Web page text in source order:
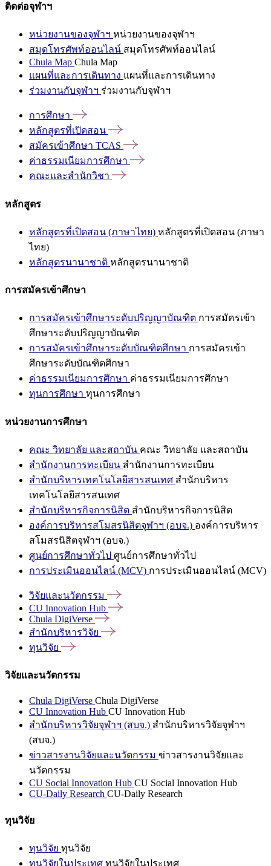
ติดต่อจุฬาฯ
หน่วยงานของจุฬาฯ หน่วยงานของจุฬาฯ
สมุดโทรศัพท์ออนไลน์ สมุดโทรศัพท์ออนไลน์
Chula Map Chula Map
แผนที่และการเดินทาง แผนที่และการเดินทาง
ร่วมงานกับจุฬาฯ ร่วมงานกับจุฬาฯ
การศึกษา
หลักสูตรที่เปิดสอน
สมัครเข้าศึกษา TCAS
ค่าธรรมเนียมการศึกษา
คณะและสำนักวิชา
หลักสูตร
หลักสูตรที่เปิดสอน (ภาษาไทย) หลักสูตรที่เปิดสอน (ภาษา
ไทย)
หลักสูตรนานาชาติ หลักสูตรนานาชาติ
การสมัครเข้าศึกษา
การสมัครเข้าศึกษาระดับปริญญาบัณฑิต การสมัครเข้า
ศึกษาระดับปริญญาบัณฑิต
การสมัครเข้าศึกษาระดับบัณฑิตศึกษา การสมัครเข้า
ศึกษาระดับบัณฑิตศึกษา
ค่าธรรมเนียมการศึกษา ค่าธรรมเนียมการศึกษา
ทุนการศึกษา ทุนการศึกษา
หน่วยงานการศึกษา
คณะ วิทยาลัย และสถาบัน คณะ วิทยาลัย และสถาบัน
สำนักงานการทะเบียน สำนักงานการทะเบียน
สำนักบริหารเทคโนโลยีสารสนเทศ สำนักบริหาร
เทคโนโลยีสารสนเทศ
สำนักบริหารกิจการนิสิต สำนักบริหารกิจการนิสิต
องค์การบริหารสโมสรนิสิตจุฬาฯ (อบจ.) องค์การบริหาร
สโมสรนิสิตจุฬาฯ (อบจ.)
ศูนย์การศึกษาทั่วไป ศูนย์การศึกษาทั่วไป
การประเมินออนไลน์ (MCV) การประเมินออนไลน์ (MCV)
วิจัยและนวัตกรรม
CU Innovation Hub
Chula DigiVerse
สำนักบริหารวิจัย
ทุนวิจัย
วิจัยและนวัตกรรม
Chula DigiVerse Chula DigiVerse
CU Innovation Hub CU Innovation Hub
สำนักบริหารวิจัยจุฬาฯ (สบจ.) สำนักบริหารวิจัยจุฬาฯ
(สบจ.)
ข่าวสารงานวิจัยและนวัตกรรม ข่าวสารงานวิจัยและ
นวัตกรรม
CU Social Innovation Hub CU Social Innovation Hub
CU-Daily Research CU-Daily Research
ทุนวิจัย
ทุนวิจัย ทุนวิจัย
ทุนวิจัยในประเทศ ทุนวิจัยในประเทศ